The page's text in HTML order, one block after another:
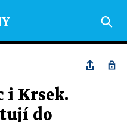
i Krsek.
do